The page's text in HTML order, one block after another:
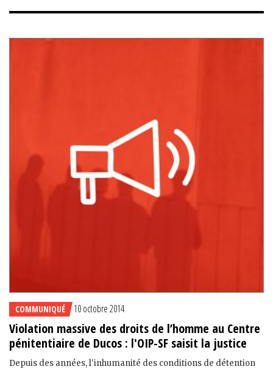
COMMUNIQUÉ 10 octobre 2014
Violation massive des droits de l’homme au Centre
pénitentiaire de Ducos : l'OIP-SF saisit la justice
Depuis des années, l'inhumanité des conditions de détention